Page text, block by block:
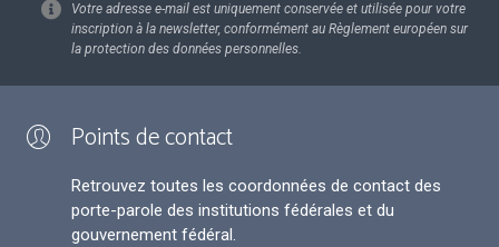
Votre adresse e-mail est uniquement conservée et utilisée pour votre
inscription à la newsletter, conformément au Règlement européen sur
la protection des données personnelles.
Points de contact
Retrouvez toutes les coordonnées de contact des
porte-parole des institutions fédérales et du
gouvernement fédéral.